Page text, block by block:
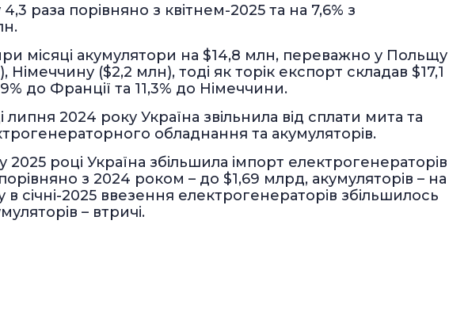
у 4,3 раза порівняно з квітнем-2025 та на 7,6% з
місяці акумулятори на $14,8 млн, переважно у Польщу
($2,2 млн), тоді як торік експорт складав $17,1
до Франції та 11,3% до Німеччини.
2024 року Україна звільнила від сплати мита та
обладнання та акумуляторів.
році Україна збільшила імпорт електрогенераторів
з 2024 роком – до $1,69 млрд, акумуляторів – на
січні-2025 ввезення електрогенераторів збільшилось
– втричі.